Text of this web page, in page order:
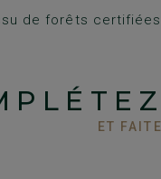
de forêts certifiées
ET